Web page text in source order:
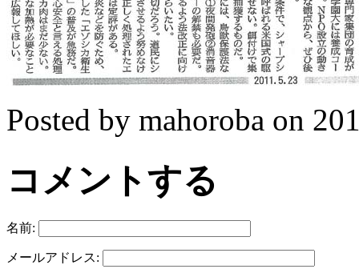
Posted by mahoroba on
コメントする
名前:
メールアドレス: